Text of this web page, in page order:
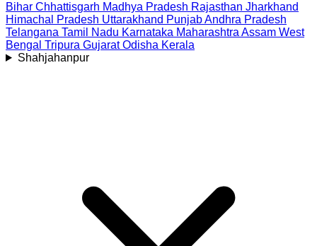
Bihar Chhattisgarh Madhya Pradesh Rajasthan Jharkhand
Himachal Pradesh Uttarakhand PunjabAndhra Pradesh
Telangana Tamil Nadu Karnataka Maharashtra Assam West
Bengal Tripura Gujarat Odisha Kerala
Shahjahanpur